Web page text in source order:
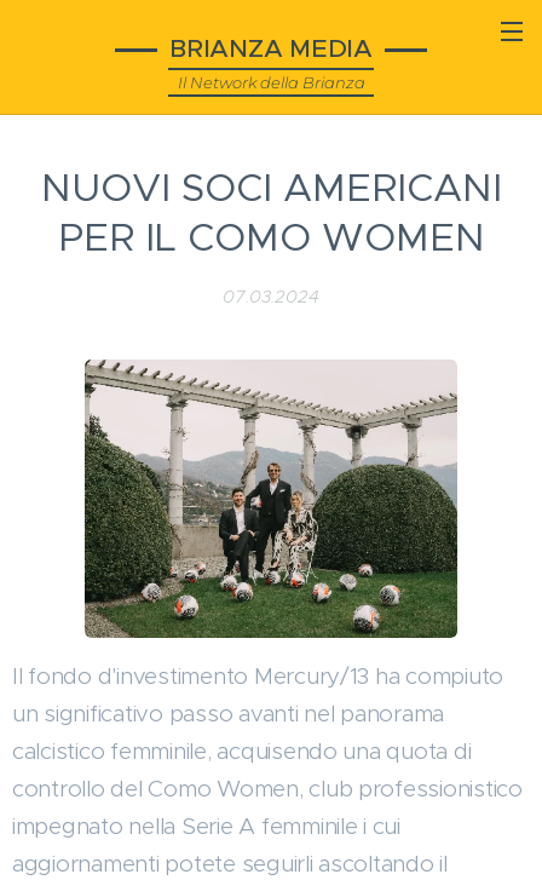
BRIANZA MEDIA
Il Network della Brianza
NUOVI SOCI AMERICANI
PER IL COMO WOMEN
07.03.2024
Il fondo d'investimento Mercury/13 ha compiuto
un significativo passo avanti nel panorama
calcistico femminile, acquisendo una quota di
controllo del Como Women, club professionistico
impegnato nella Serie A femminile i cui
aggiornamenti potete seguirli ascoltando il